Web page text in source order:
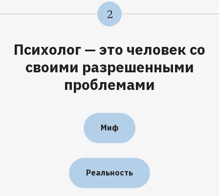
2
Психолог — это человек со
своими разрешенными
проблемами
Миф
Реальность